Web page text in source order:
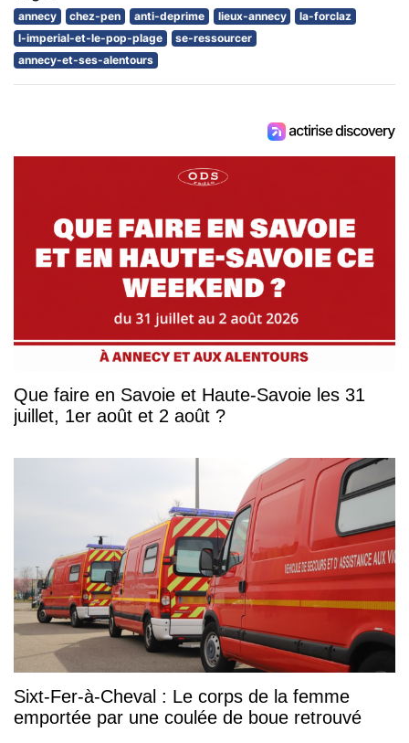
annecy chez-pen anti-deprime lieux-annecy
la-forclaz
l-imperial-et-le-pop-plage
se-ressourcer
annecy-et-ses-alentours
Que faire en Savoie et Haute-Savoie les 31
juillet, 1er août et 2 août ?
Sixt-Fer-à-Cheval : Le corps de la femme
emportée par une coulée de boue retrouvé